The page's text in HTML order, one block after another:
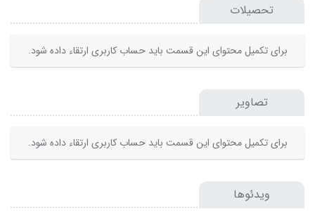
تحصیلات
برای تکمیل محتوای این قسمت باید حساب کاربری ارتقاء داده شود.
تصاویر
برای تکمیل محتوای این قسمت باید حساب کاربری ارتقاء داده شود.
ویدئوها